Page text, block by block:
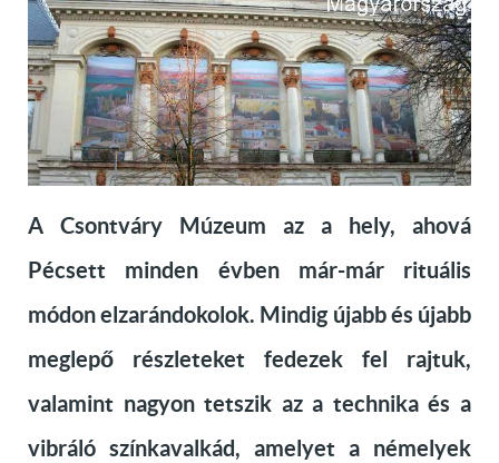
A Csontváry Múzeum az a hely, ahová
Pécsett minden évben már-már rituális
módon elzarándokolok. Mindig újabb és újabb
meglepő részleteket fedezek fel rajtuk,
valamint nagyon tetszik az a technika és a
vibráló színkavalkád, amelyet a némelyek